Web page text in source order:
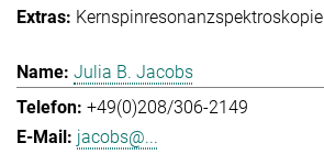
Kernspinresonanzspektroskopie
Julia B. Jacobs
+49(0)208/306-2149
jacobs@...